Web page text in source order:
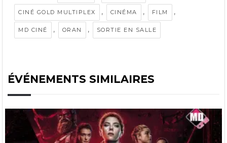
CINÉ GOLD MULTIPLEX , CINÉMA , FILM ,
MD CINÉ , ORAN , SORTIE EN SALLE
ÉVÉNEMENTS SIMILAIRES